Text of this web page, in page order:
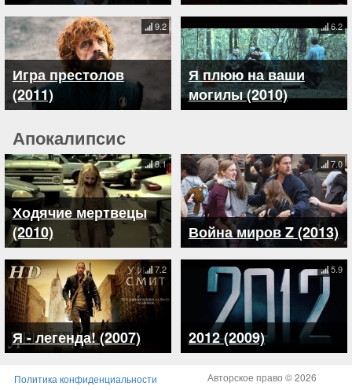
Игра престолов
(2011)
9.2
Я плюю на ваши
могилы (2010)
6.2
Апокалипсис
Ходячие мертвецы
(2010)
8.1
Война миров Z (2013)
7.0
Я - легенда! (2007)
7.2
2012 (2009)
5.9
Политика конфиденциальности Авторское право © 2026